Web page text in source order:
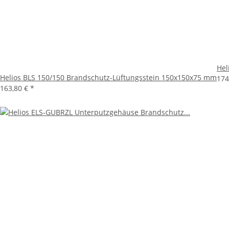
Helios BLS 150/150 Brandschutz-Lüftungsstein 150x150x75 mm
163,80 € *